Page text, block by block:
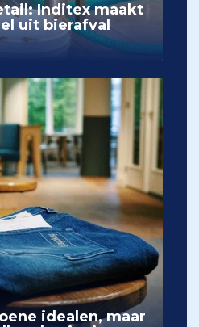
Inditex maakt
uit bierafval
idealen, maar